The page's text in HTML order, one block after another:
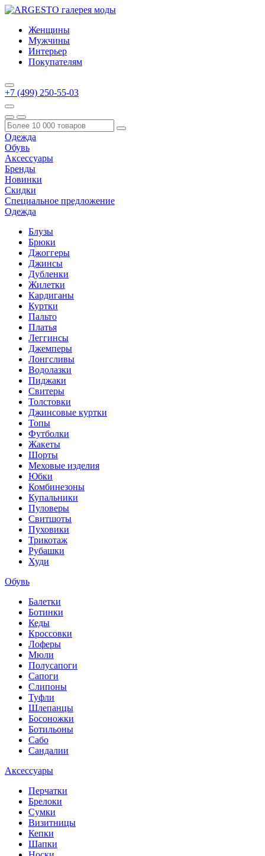
Женщины
Мужчины
Интерьер
Покупателям
+7 (499) 250-55-03
Одежда
Обувь
Аксессуары
Бренды
Новинки
Скидки
Специальное предложение
Одежда
Блузы
Брюки
Джоггеры
Джинсы
Дубленки
Жилетки
Кардиганы
Куртки
Пальто
Платья
Леггинсы
Джемперы
Лонгсливы
Водолазки
Пиджаки
Свитеры
Толстовки
Джинсовые куртки
Топы
Футболки
Жакеты
Шорты
Меховые изделия
Юбки
Комбинезоны
Купальники
Пуловеры
Свитшоты
Пуховики
Трикотаж
Рубашки
Худи
Обувь
Балетки
Ботинки
Кеды
Кроссовки
Лоферы
Мюли
Полусапоги
Сапоги
Слипоны
Туфли
Шлепанцы
Босоножки
Ботильоны
Сабо
Сандалии
Аксессуары
Перчатки
Брелоки
Сумки
Визитницы
Кепки
Шапки